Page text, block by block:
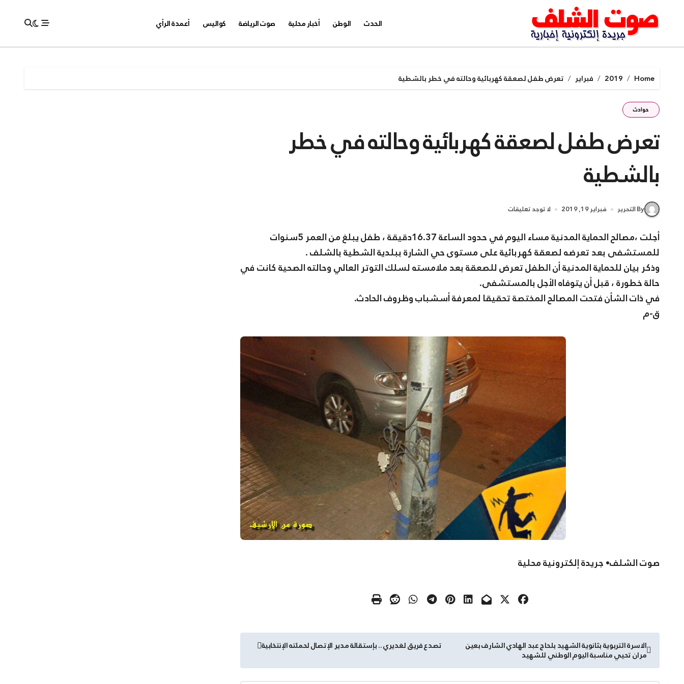
content
الحدث الوطن أخبار محلية صوت الرياضة كواليس أعمدة الرأي
Home
2019 فبراير تعرض طفل لصعقة كهربائية وحالته في خطر بالشطية
حوادث
تعرض طفل لصعقة كهربائية وحالته في خطر
بالشطية
By التحرير فبراير 19, 2019 لا توجد تعليقات
أجلت ،مصالح الحماية المدنية مساء اليوم في حدود الساعة 16.37دقيقة ، طفل يبلغ من العمر 5سنوات
للمستشفى بعد تعرضه لصعقة كهربائية على مستوى حي الشارة ببلدية الشطية بالشلف .
وذكر بيان للحماية المدنية أن الطفل تعرض للصعقة بعد ملامسته لسلك التوتر العالي وحالته الصحية كانت في
حالة خطورة ، قبل أن يتوفاه الأجل بالمستشفى.
في ذات الشأن فتحت المصالح المختصة تحقيقا لمعرفة أسشباب وظروف الحادث.
ق-م
صوت الشلف• جريدة إلكترونية محلية
تصفّح
المقالات
الاسرة التربوية بثانوية الشهيد بلحاج عبد الهادي الشارف بعين
مران تحيي مناسبة اليوم الوطني للشهيد
تصدع فريق لغديري .. بإستقالة مدير الإتصال لحملته الإنتخابية